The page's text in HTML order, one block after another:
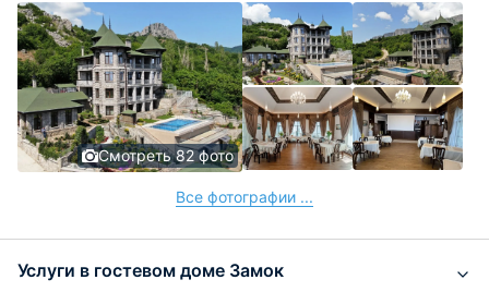
Смотреть 82 фото
Все фотографии ...
Услуги в гостевом доме Замок